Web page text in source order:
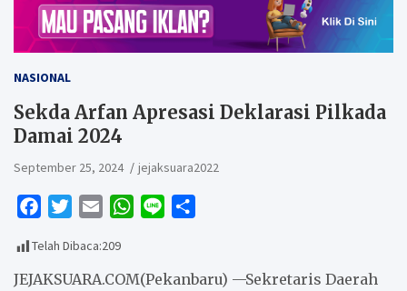
NASIONAL
Sekda Arfan Apresasi Deklarasi Pilkada
Damai 2024
September 25, 2024 jejaksuara2022
c
e
i
t
a
i
W
t
e
r
Telah Dibaca:209
JEJAKSUARA.COM(Pekanbaru) —Sekretaris Daerah